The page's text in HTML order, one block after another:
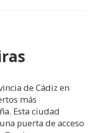
de Cádiz en
más
Esta ciudad
puerta de acceso